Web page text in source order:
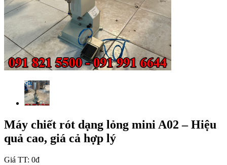
Máy chiết rót dạng lỏng mini A02 – Hiệu
quả cao, giá cả hợp lý
Giá TT: 0đ